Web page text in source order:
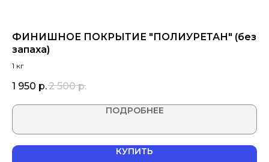
ФИНИШНОЕ ПОКРЫТИЕ "ПОЛИУРЕТАН" (без
запаха)
1 кг
1 950 р.2 500 р.
ПОДРОБНЕЕ
КУПИТЬ